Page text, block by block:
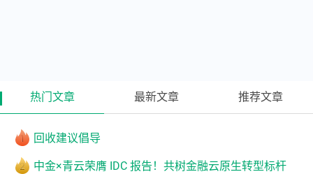
热门文章 最新文章 推荐文章
回收建议倡导
中金×青云荣膺 IDC 报告！共树金融云原生转型标杆